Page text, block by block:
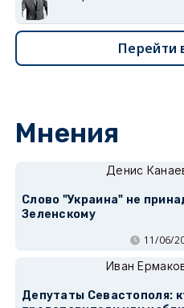
Перейти
Мнения
Денис
Слово "Украина" не
Зеленскому
11/06/
Иван
Депутаты Севастополя: